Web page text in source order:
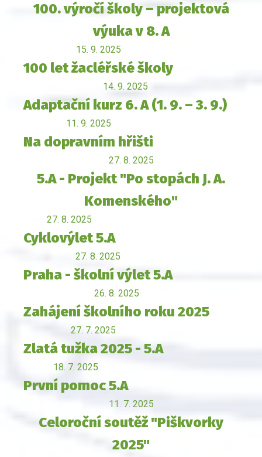
100. výročí školy – projektová
výuka v 8. A
15. 9. 2025
100 let žacléřské školy
14. 9. 2025
Adaptační kurz 6. A (1. 9. – 3. 9.)
11. 9. 2025
Na dopravním hřišti
27. 8. 2025
5.A - Projekt "Po stopách J. A.
Komenského"
27. 8. 2025
Cyklovýlet 5.A
27. 8. 2025
Praha - školní výlet 5.A
26. 8. 2025
Zahájení školního roku 2025
27. 7. 2025
Zlatá tužka 2025 - 5.A
18. 7. 2025
První pomoc 5.A
11. 7. 2025
Celoroční soutěž "Piškvorky
2025"